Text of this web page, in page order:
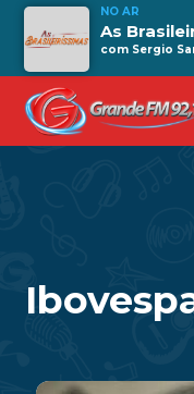
NO AR
As
com Sergio